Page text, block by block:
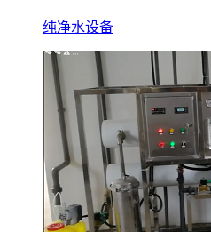
纯净水设备